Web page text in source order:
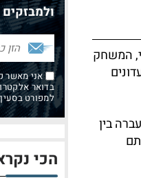
המשחק
בין
אני מאשר
בדואר
למפורט בסעיף 10 בתנאי
הכי